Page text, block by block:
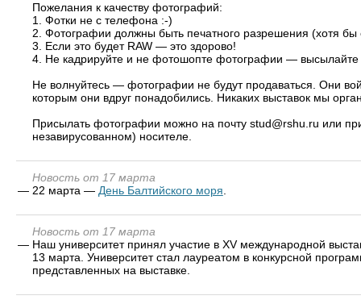
Пожелания к качеству фотографий:
1. Фотки не с телефона :-)
2. Фотографии должны быть печатного разрешения (хотя бы
3. Если это будет RAW — это здорово!
4. Не кадрируйте и не фотошопте фотографии — высылайте
Не волнуйтесь — фотографии не будут продаваться. Они
которым они вдруг понадобились. Никаких выставок мы
Присылать фотографии можно на почту stud@rshu.ru или
незавирусованном) носителе.
Новость от 17 марта
— 22 марта — День Балтийского моря
Новость от 17 марта
— Наш университет принял участие в XV международной
13 марта. Университет стал лауреатом в конкурсной
представленных на выставке.